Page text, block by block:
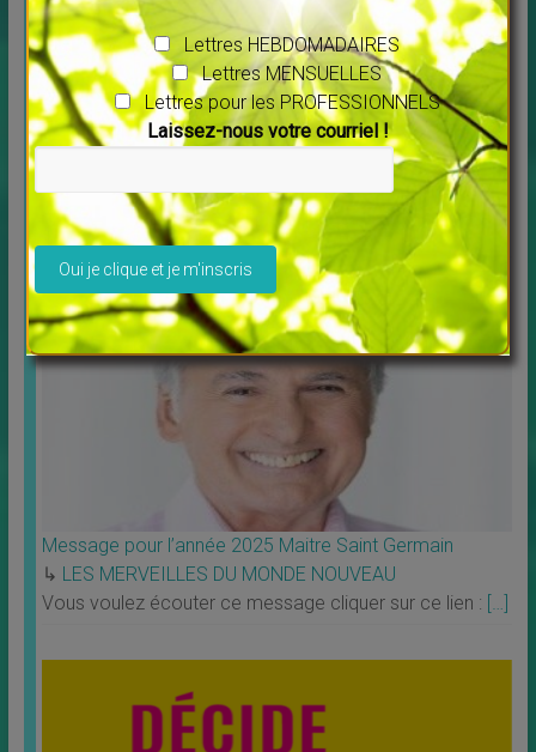
Découvrez Debowska Productions
Livres
Profitez de la possibilité de louer ou télécharger les
films. Tous les films vous sont proposés en
[…]
Message pour l’année 2025 Maitre Saint Germain
↳ LES MERVEILLES DU MONDE NOUVEAU
Vous voulez écouter ce message cliquer sur ce lien : […]
Lettres HEBDOMADAIRES
Lettres MENSUELLES
Lettres pour les PROFESSIONNELS
Laissez-nous votre courriel !
Veuillez laisser ce champ vide.